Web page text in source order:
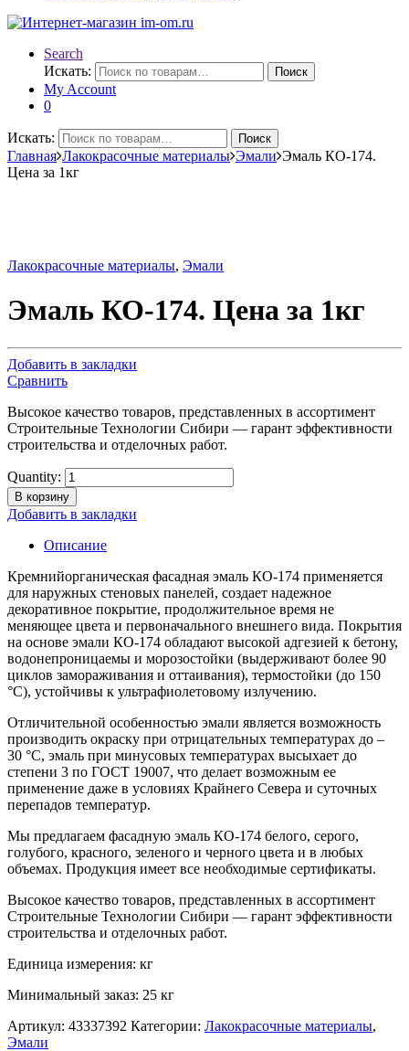
Search
Искать:
Поиск
My Account
0
Искать: Поиск
Главная Лакокрасочные материалы Эмали Эмаль КО-174.
Цена за 1кг
Лакокрасочные материалы, Эмали
Эмаль КО-174. Цена за 1кг
Добавить в закладки
Сравнить
Высокое качество товаров, представленных в ассортимент
Строительные Технологии Сибири — гарант эффективности
строительства и отделочных работ.
Quantity:
В корзину
Добавить в закладки
Описание
Кремнийорганическая фасадная эмаль КО-174 применяется
для наружных стеновых панелей, создает надежное
декоративное покрытие, продолжительное время не
меняющее цвета и первоначального внешнего вида. Покрытия
на основе эмали КО-174 обладают высокой адгезией к бетону,
водонепроницаемы и морозостойки (выдерживают более 90
циклов замораживания и оттаивания), термостойки (до 150
°С), устойчивы к ультрафиолетовому излучению.
Отличительной особенностью эмали является возможность
производить окраску при отрицательных температурах до –
30 °С, эмаль при минусовых температурах высыхает до
степени 3 по ГОСТ 19007, что делает возможным ее
применение даже в условиях Крайнего Севера и суточных
перепадов температур.
Мы предлагаем фасадную эмаль КО-174 белого, серого,
голубого, красного, зеленого и черного цвета и в любых
объемах. Продукция имеет все необходимые сертификаты.
Высокое качество товаров, представленных в ассортимент
Строительные Технологии Сибири — гарант эффективности
строительства и отделочных работ.
Единица измерения: кг
Минимальный заказ: 25 кг
Артикул: 43337392 Категории: Лакокрасочные материалы,
Эмали